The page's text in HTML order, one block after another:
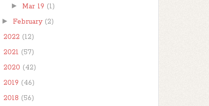
► Mar 19 (1)
► February (2)
2022 (12)
2021 (57)
2020 (42)
2019 (46)
2018 (56)